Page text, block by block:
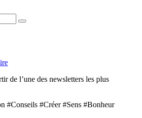
de l’une des newsletters les plus
#Conseils #Créer #Sens #Bonheur